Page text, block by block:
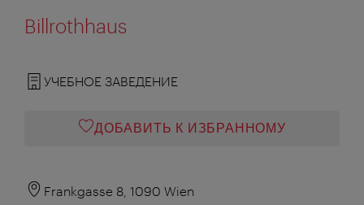
Billrothhaus
УЧЕБНОЕ ЗАВЕДЕНИЕ
ДОБАВИТЬ К ИЗБРАННОМУ
Frankgasse 8, 1090 Wien